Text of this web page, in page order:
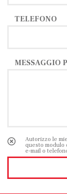
TELEFONO
MESSAGGIO
Autorizzo le
questo modulo
e-mail o